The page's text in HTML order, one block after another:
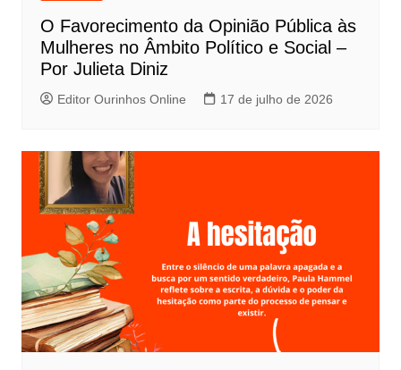
O Favorecimento da Opinião Pública às
Mulheres no Âmbito Político e Social –
Por Julieta Diniz
Editor Ourinhos Online 17 de julho de 2026